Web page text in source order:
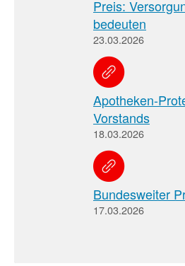
Preis:
bedeuten
23.03.2026
Apotheken-
Vorstands
18.03.2026
Bundesweiter
17.03.2026